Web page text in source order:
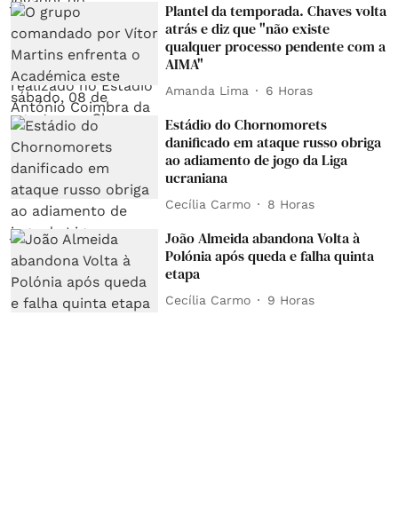
Plantel da temporada. Chaves volta
atrás e diz que "não existe
qualquer processo pendente com a
AIMA"
Amanda Lima 6 Horas
Estádio do Chornomorets
danificado em ataque russo obriga
ao adiamento de jogo da Liga
ucraniana
Cecília Carmo 8 Horas
João Almeida abandona Volta à
Polónia após queda e falha quinta
etapa
Cecília Carmo 9 Horas